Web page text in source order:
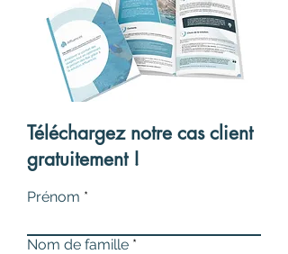
Téléchargez notre cas client
gratuitement !
Prénom
Nom de famille